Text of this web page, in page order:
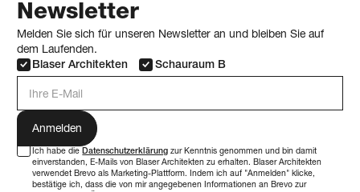
Newsletter
Melden Sie sich für unseren Newsletter an und bleiben Sie auf
dem Laufenden.
Blaser Architekten
Schauraum B
Ich habe die Datenschutzerklärung zur Kenntnis genommen und bin damit
einverstanden, E-Mails von Blaser Architekten zu erhalten. Blaser Architekten
verwendet Brevo als Marketing-Plattform. Indem ich auf "Anmelden" klicke,
bestätige ich, dass die von mir angegebenen Informationen an Brevo zur